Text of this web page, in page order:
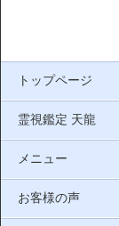
トップページ
霊視鑑定 天龍
メニュー
お客様の声